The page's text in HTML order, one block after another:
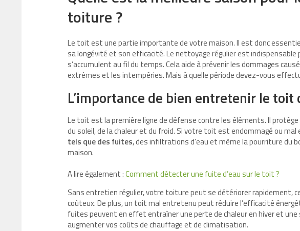
toiture ?
Le toit est une partie importante de votre maison. Il est donc
sa longévité et son efficacité. Le nettoyage régulier est
s’accumulent au fil du temps. Cela aide à prévenir les dommages
extrêmes et les intempéries. Mais à quelle période devez-vous
L’importance de bien entretenir le toit
Le toit est la première ligne de défense contre les éléments. Il
du soleil, de la chaleur et du froid. Si votre toit est endommagé ou
tels que des fuites, des infiltrations d’eau et même la pourriture du
maison.
A lire également :Comment détecter une fuite d’eau sur le toit ?
Sans entretien régulier, votre toiture peut se détériorer rapidement,
coûteux. De plus, un toit mal entretenu peut réduire l’efficacité
fuites peuvent en effet entraîner une perte de chaleur en hiver et une
augmenter vos coûts de chauffage et de climatisation.